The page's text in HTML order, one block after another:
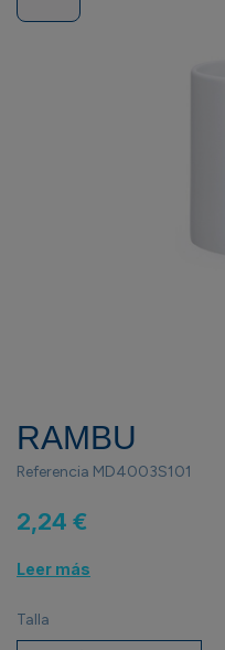
RAMBU
Referencia MD4003S101
2,24 €
Leer más
Talla